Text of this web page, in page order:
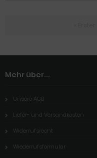
Mehr über...
Unsere AGB
Liefer- und Versandkosten
Widerrufsrecht
Wiederrufsformular